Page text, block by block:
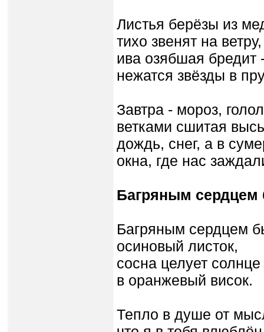
Листья берёзы из
тихо звенят на ветру,
ива озябшая бредит
нежатся звёзды в
Завтра - мороз,
ветками сшитая
дождь, снег, а в
окна, где нас
Багряным сердцем
Багряным сердцем
осиновый листок,
сосна целует солнце
в оранжевый висок.
Тепло в душе от